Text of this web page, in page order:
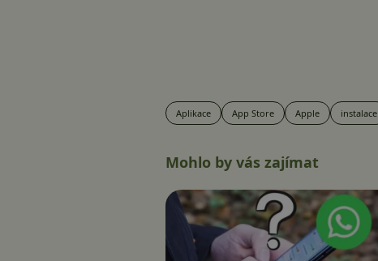
Aplikace App Store Apple instalace
Mohlo by vás zajímat